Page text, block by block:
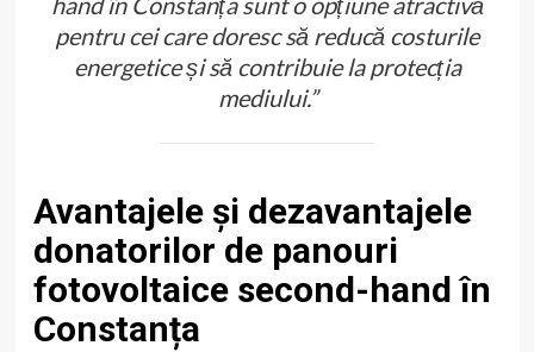
pentru cei care doresc să reducă costurile
energetice și să contribuie la protecția
mediului.”
Avantajele și dezavantajele
donatorilor de panouri
fotovoltaice second-hand în
Constanța